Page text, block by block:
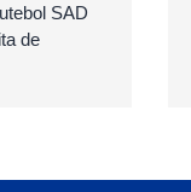
SAD
de